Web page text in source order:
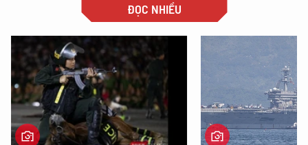
ĐỌC NHIỀU